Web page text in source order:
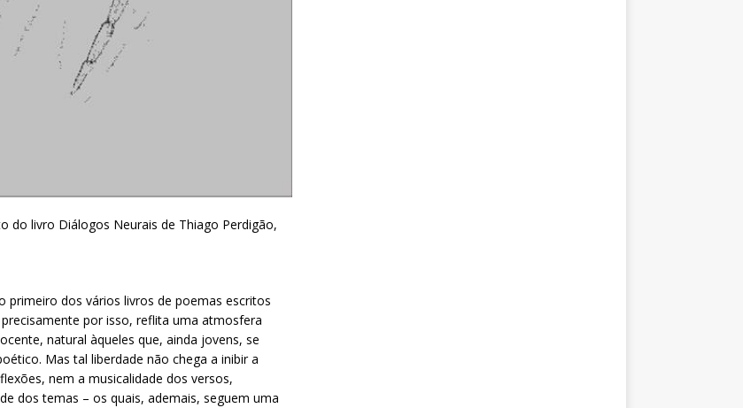
do livro Diálogos Neurais de Thiago Perdigão,
primeiro dos vários livros de poemas escritos
por isso, reflita uma atmosfera
natural àqueles que, ainda jovens, se
Mas tal liberdade não chega a inibir a
nem a musicalidade dos versos,
dos temas – os quais, ademais, seguem uma